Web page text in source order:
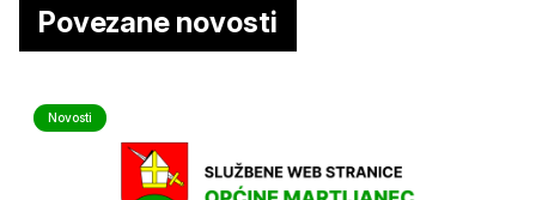
Povezane novosti
Novosti